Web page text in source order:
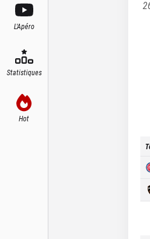
L'Apéro
Statistiques
Hot